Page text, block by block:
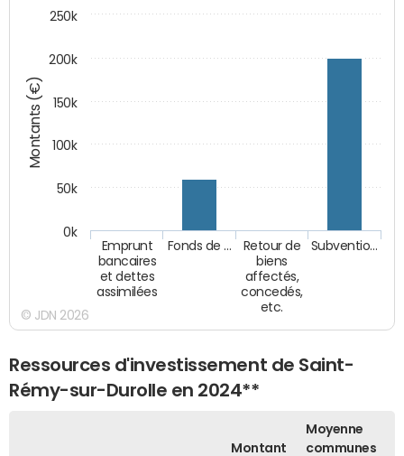
Montants (€)
Emprunt
bancaires
et dettes
assimilées
Fonds de …
Retour de
biens
affectés,
concedés,
etc.
Subventio…
0k
50k
100k
150k
200k
250k
© JDN 2026
Ressources d'investissement de Saint-
Rémy-sur-Durolle en 2024**
Montant
Moyenne
communes